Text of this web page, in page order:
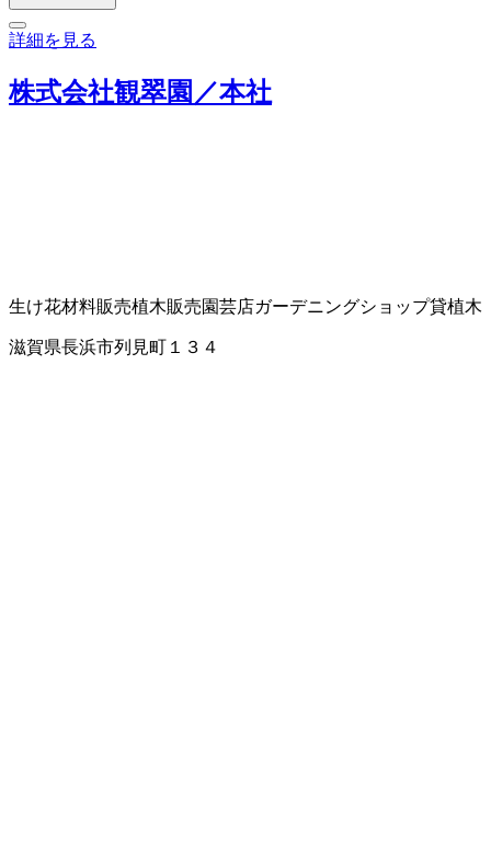
詳細を見る
株式会社観翠園／本社
生け花材料販売植木販売園芸店ガーデニングショップ貸植木
滋賀県長浜市列見町１３４